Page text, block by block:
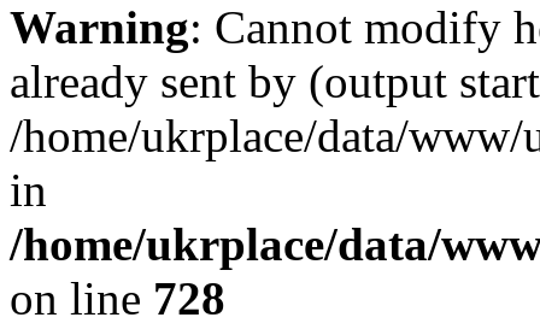
Warning: Cannot modify
already sent by (output
/home/ukrplace/data/
in
/home/ukrplace/data/
on line 728